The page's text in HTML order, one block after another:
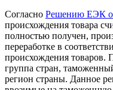
Согласно Решению ЕЭК
происхождения товара
полностью получен,
переработке в
происхождения товаров.
группа стран,
регион страны. Данное